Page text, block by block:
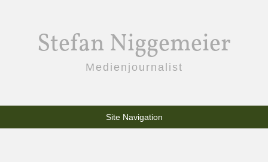
Stefan Niggemeier
Medienjournalist
Site Navigation